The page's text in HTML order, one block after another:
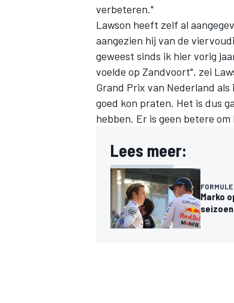
verbeteren."
Lawson heeft zelf al
aangezien hij van de
geweest sinds ik hier vorig
voelde op Zandvoort", zei
Grand Prix van Nederland als
goed kon praten. Het is dus
hebben. Er is geen betere
Lees meer:
FORMULE
Marko